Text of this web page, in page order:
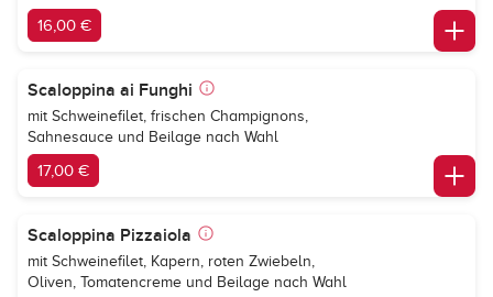
16,00 €
Scaloppina ai Funghi
mit Schweinefilet, frischen Champignons,
Sahnesauce und Beilage nach Wahl
17,00 €
Scaloppina Pizzaiola
mit Schweinefilet, Kapern, roten Zwiebeln,
Oliven, Tomatencreme und Beilage nach Wahl